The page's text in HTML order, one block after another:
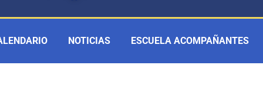
NOTICIAS ESCUELA ACOMPAÑANTES